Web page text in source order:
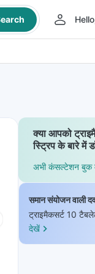
क्या आपको
स्ट्रिप के बारे में
अभी कंसल्टेशन बुक
समान संयोजन वाली
ट्राइमैकसर्ट 10
देखें